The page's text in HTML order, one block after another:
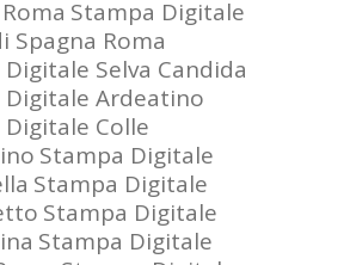
Stampa Digitale
Spagna Roma
Selva Candida
Digitale Ardeatino
Colle
Stampa Digitale
Stampa Digitale
Stampa Digitale
Stampa Digitale